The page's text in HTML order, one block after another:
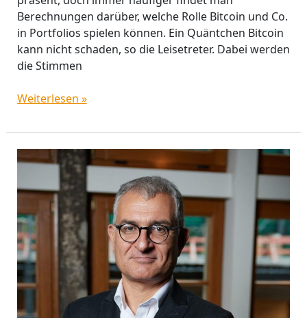
Berechnungen darüber, welche Rolle Bitcoin und Co.
in Portfolios spielen können. Ein Quäntchen Bitcoin
kann nicht schaden, so die Leisetreter. Dabei werden
die Stimmen
Weiterlesen »
Warum
Wildwestvertriebe
nach
vor
mit
Anlegern
Schlitten
fahren